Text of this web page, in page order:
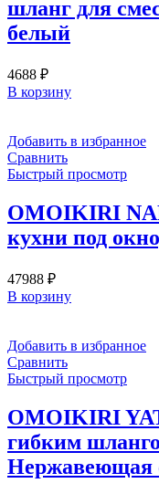
шланг для
белый
4688 ₽
В корзину
Добавить в избранное
Сравнить
Быстрый просмотр
OMOIKIRI
кухни под
47988 ₽
В корзину
Добавить в избранное
Сравнить
Быстрый просмотр
OMOIKIRI
гибким
Нержавеющая